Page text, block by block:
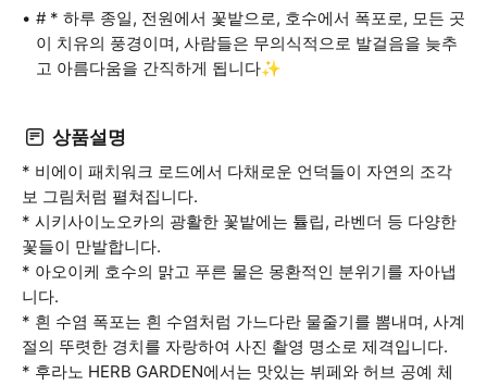
# * 하루 종일, 전원에서 꽃밭으로, 호수에서 폭포로, 모든 곳
이 치유의 풍경이며, 사람들은 무의식적으로 발걸음을 늦추
고 아름다움을 간직하게 됩니다✨
상품설명
* 비에이 패치워크 로드에서 다채로운 언덕들이 자연의 조각
보 그림처럼 펼쳐집니다.
* 시키사이노오카의 광활한 꽃밭에는 튤립, 라벤더 등 다양한
꽃들이 만발합니다.
* 아오이케 호수의 맑고 푸른 물은 몽환적인 분위기를 자아냅
니다.
* 흰 수염 폭포는 흰 수염처럼 가느다란 물줄기를 뽐내며, 사계
절의 뚜렷한 경치를 자랑하여 사진 촬영 명소로 제격입니다.
* 후라노 HERB GARDEN에서는 맛있는 뷔페와 허브 공예 체